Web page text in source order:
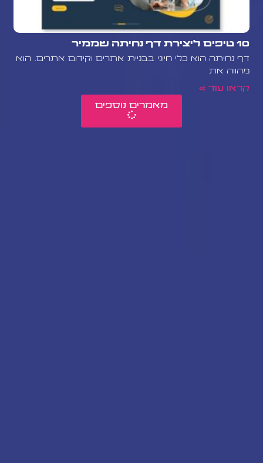
10 טיפים ליצירת דף נחיתה שממיר
דף נחיתה הוא כלי חיוני בבניית אתרים וקידום אתרים. הוא
מהווה את
קראו עוד »
מאמרים נוספים